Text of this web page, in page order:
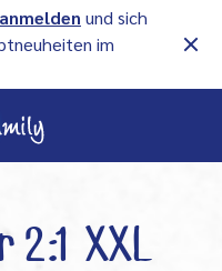
und sich
im
2:1 XXL